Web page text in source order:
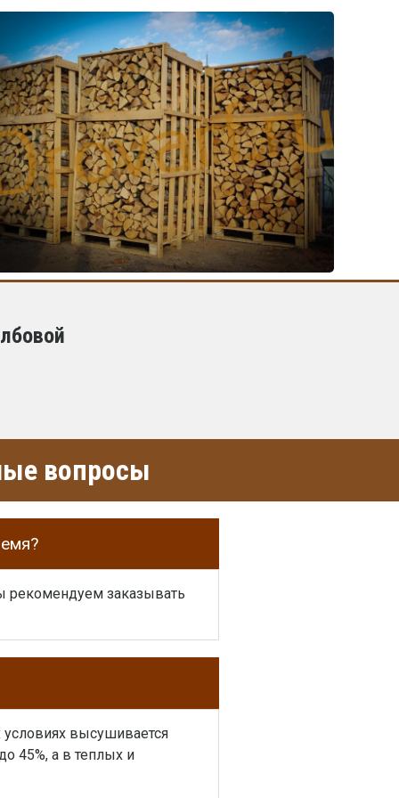
вопросы
рекомендуем заказывать
условиях высушивается
45%, а в теплых и